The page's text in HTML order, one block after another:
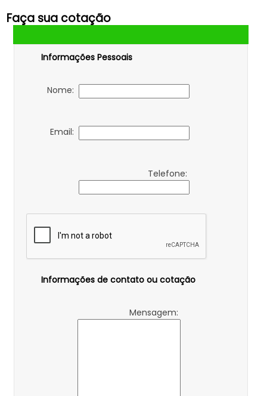
Faça sua cotação
Informações Pessoais
Nome:
Email:
Telefone:
Informações de contato ou cotação
Mensagem: